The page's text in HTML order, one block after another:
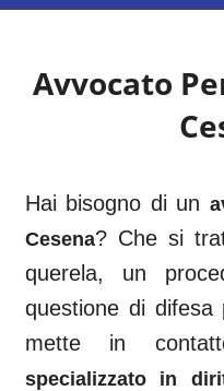
Avvocato
Hai bisogno di un
Cesena? Che si
querela, un
questione di difesa
mette in
specializzato in